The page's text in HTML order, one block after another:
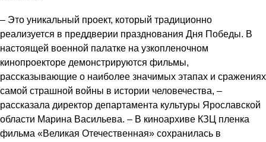
– Это уникальный проект, который традиционно
реализуется в преддверии празднования Дня Победы. В
настоящей военной палатке на узкопленочном
кинопроекторе демонстрируются фильмы,
рассказывающие о наиболее значимых этапах и сражениях
самой страшной войны в истории человечества, –
рассказала директор департамента культуры Ярославской
области Марина Васильева. – В киноархиве КЗЦ пленка
фильма «Великая Отечественная» сохранилась в